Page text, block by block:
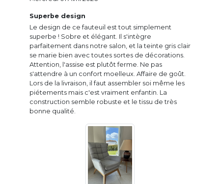
Superbe design
Le design de ce fauteuil est tout simplement
superbe ! Sobre et élégant. Il s'intègre
parfaitement dans notre salon, et la teinte gris clair
se marie bien avec toutes sortes de décorations.
Attention, l'assise est plutôt ferme. Ne pas
s'attendre à un confort moelleux. Affaire de goût.
Lors de la livraison, il faut assembler soi même les
piétements mais c'est vraiment enfantin. La
construction semble robuste et le tissu de très
bonne qualité.